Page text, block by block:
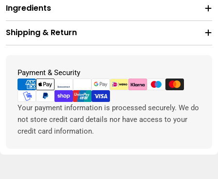
Ingredients
Shipping & Return
Payment & Security
Metodi
pagamento
Your payment information is processed securely. We do
not store credit card details nor have access to your
credit card information.